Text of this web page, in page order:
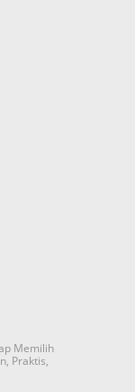
Memilih
Praktis,